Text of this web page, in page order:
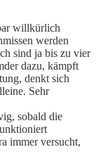
willkürlich
werden
sind ja bis zu vier
dazu, kämpft
denkt sich
Sehr
sobald die
immer versucht,